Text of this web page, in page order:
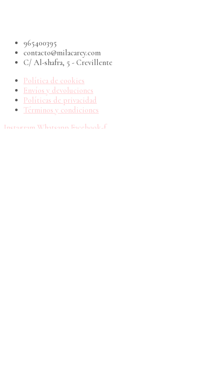
965400395
contacto@milacarey.com
C/ Al-shafra, 5 - Crevillente
Política de cookies
Envíos y devoluciones
Políticas de privacidad
Términos y condiciones
Instagram Whatsapp Facebook-f